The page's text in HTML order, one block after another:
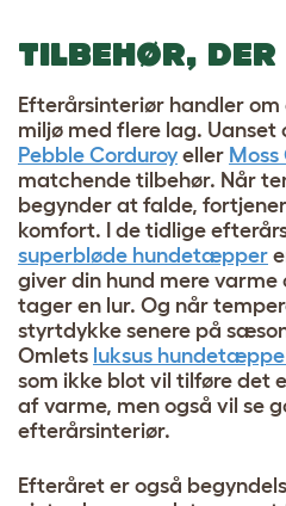
TILBEHØR, DER
Efterårsinteriør handler
miljø med flere lag.
Pebble Corduroy eller Moss
matchende tilbehør. Når
begynder at falde,
komfort. I de tidlige
superbløde hundetæpper
giver din hund mere
tager en lur. Og når
styrtdykke senere på
Omlets luksus
som ikke blot vil tilføre det
af varme, men også vil se
efterårsinteriør.
Efteråret er også